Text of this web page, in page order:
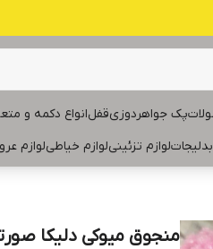
پک جواهردوزیقفلانواع دکمه و
لوازم تزئینیلوازم خیاطیلوازم
منجوق میوکی دلیکا صورتی